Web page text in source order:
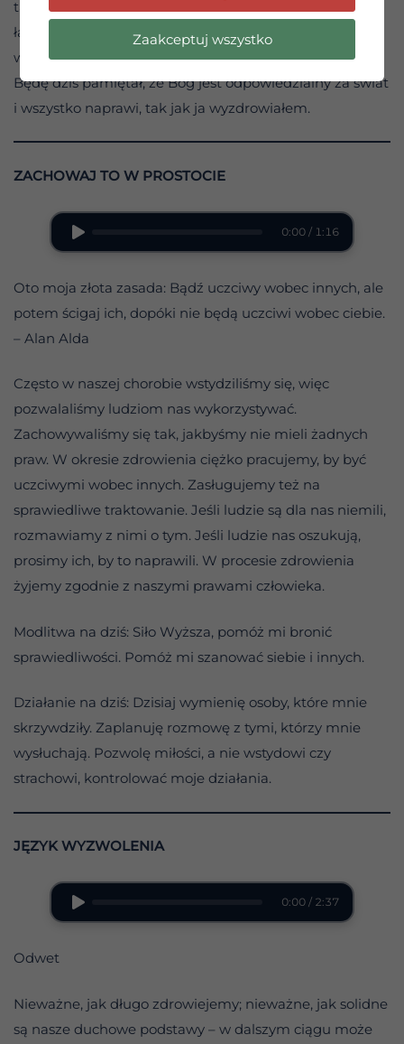
taką samą troskę o innych, jaką okazała nam. Dzięki
łasce Bożej i w odpowiednim czasie świat może i
wyzdrowieje.
Będę dziś pamiętał, że Bóg jest odpowiedzialny za świat
i wszystko naprawi, tak jak ja wyzdrowiałem.
ZACHOWAJ TO W PROSTOCIE
0:00 / 1:16
Oto moja złota zasada: Bądź uczciwy wobec innych, ale
potem ścigaj ich, dopóki nie będą uczciwi wobec ciebie.
– Alan Alda
Często w naszej chorobie wstydziliśmy się, więc
pozwalaliśmy ludziom nas wykorzystywać.
Zachowywaliśmy się tak, jakbyśmy nie mieli żadnych
praw. W okresie zdrowienia ciężko pracujemy, by być
uczciwymi wobec innych. Zasługujemy też na
sprawiedliwe traktowanie. Jeśli ludzie są dla nas niemili,
rozmawiamy z nimi o tym. Jeśli ludzie nas oszukują,
prosimy ich, by to naprawili. W procesie zdrowienia
żyjemy zgodnie z naszymi prawami człowieka.
Modlitwa na dziś: Siło Wyższa, pomóż mi bronić
sprawiedliwości. Pomóż mi szanować siebie i innych.
Działanie na dziś: Dzisiaj wymienię osoby, które mnie
skrzywdziły. Zaplanuję rozmowę z tymi, którzy mnie
wysłuchają. Pozwolę miłości, a nie wstydowi czy
strachowi, kontrolować moje działania.
JĘZYK WYZWOLENIA
0:00 / 2:37
Odwet
Nieważne, jak długo zdrowiejemy; nieważne, jak solidne
są nasze duchowe podstawy – w dalszym ciągu może
Zaakceptuj wszystko